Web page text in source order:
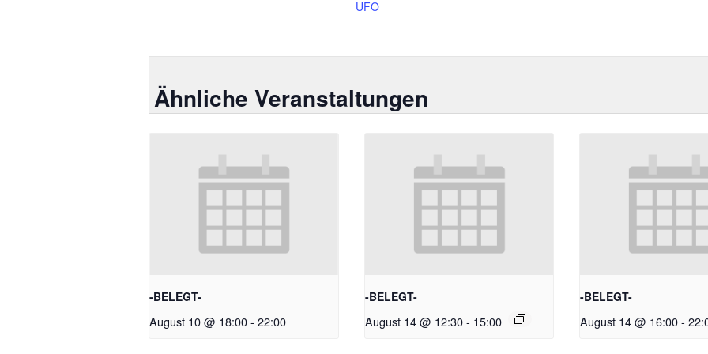
UFO
Ähnliche Veranstaltungen
-BELEGT-
August 10 @ 18:00 - 22:00
-BELEGT-
August 14 @ 12:30 - 15:00
-BELEGT-
August 14 @ 16:00 -